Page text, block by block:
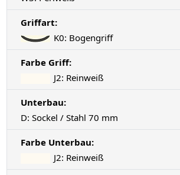
Griffart:
K0: Bogengriff
Farbe Griff:
J2: Reinweiß
Unterbau:
D: Sockel / Stahl 70 mm
Farbe Unterbau:
J2: Reinweiß